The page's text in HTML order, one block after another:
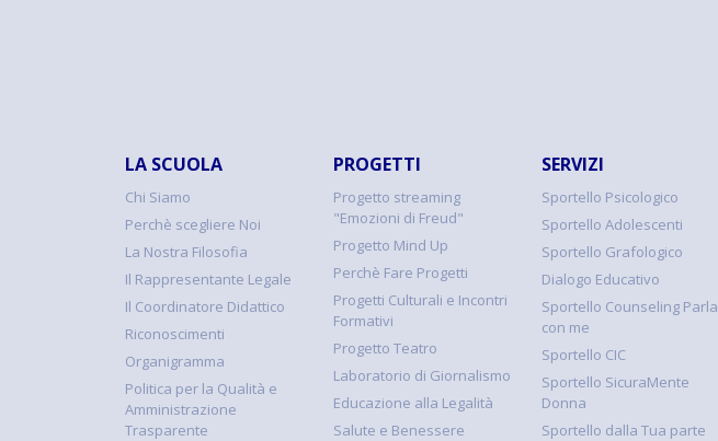
LA SCUOLA
Chi Siamo
Perchè scegliere Noi
La Nostra Filosofia
Il Rappresentante Legale
Il Coordinatore Didattico
Riconoscimenti
Organigramma
Politica per la Qualità e
Amministrazione
Trasparente
PROGETTI
Progetto streaming
"Emozioni di Freud"
Progetto Mind Up
Perchè Fare Progetti
Progetti Culturali e Incontri
Formativi
Progetto Teatro
Laboratorio di Giornalismo
Educazione alla Legalità
Salute e Benessere
SERVIZI
Sportello Psicologico
Sportello Adolescenti
Sportello Grafologico
Dialogo Educativo
Sportello Counseling Parla
con me
Sportello CIC
Sportello SicuraMente
Donna
Sportello dalla Tua parte